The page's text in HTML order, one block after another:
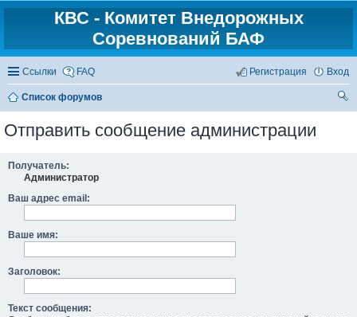
КВС - Комитет Внедорожных
Соревнований БАФ
Ссылки FAQ Вход
Регистрация
Список форумов
Отправить сообщение администрации
Получатель:
Администратор
Ваш адрес email:
Ваше имя:
Заголовок:
Текст сообщения: